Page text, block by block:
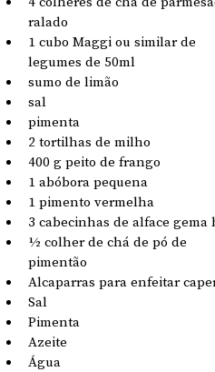
ralado
1 cubo Maggi ou similar de
legumes de 50ml
sumo de limão
sal
pimenta
2 tortilhas de milho
400 g peito de frango
1 abóbora pequena
1 pimento vermelha
3 cabecinhas de alface gema
1⁄2 colher de chá de pó de
pimentão
Alcaparras para enfeitar
Sal
Pimenta
Azeite
Água